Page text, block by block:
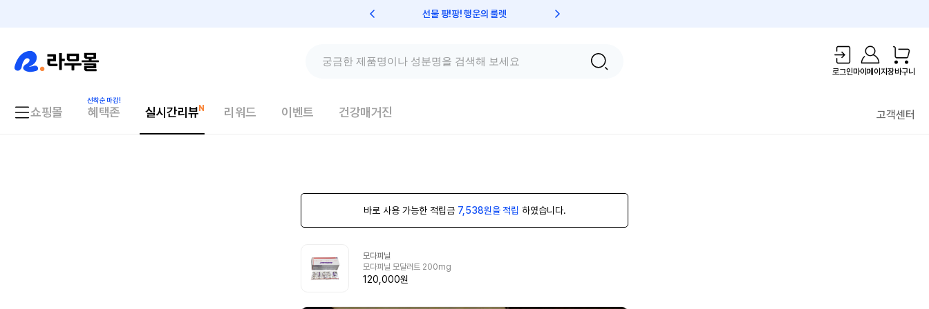
선물 팡!팡! 행운의 룰렛
로그인마이페이지장바구니
쇼핑몰 혜택존 실시간리뷰 리워드 이벤트 건강매거진 고객센터
바로 사용 가능한 적립금 7,538원을 적립 하였습니다.
모다피닐
모다피닐 모달러트 200mg
120,000원